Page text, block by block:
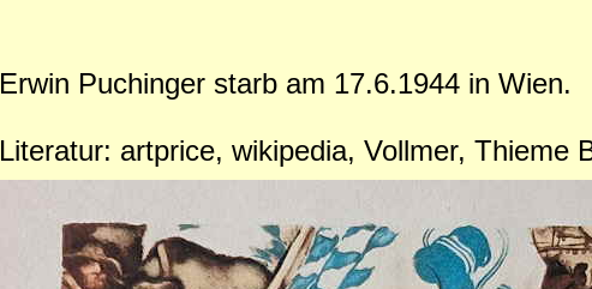
Erwin Puchinger starb am 17.6.1944 in Wien.
Literatur: artprice, wikipedia, Vollmer, Thieme